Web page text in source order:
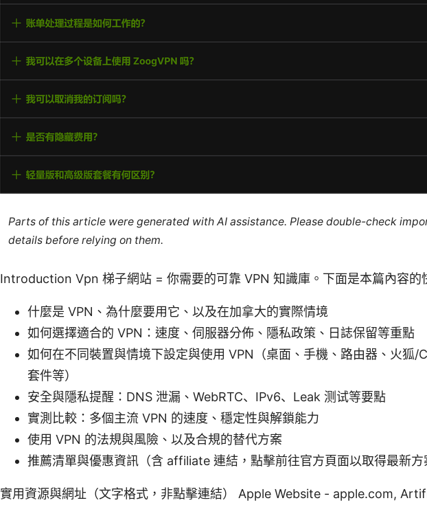
Parts of this article were generated with AI assistance. Please double-check
details before relying on them.
Introduction Vpn 梯子網站 = 你需要的可靠 VPN 知識庫。下面是本篇內容的
什麼是 VPN、為什麼要用它、以及在加拿大的實際情境
如何選擇適合的 VPN：速度、伺服器分佈、隱私政策、日誌保留等重點
如何在不同裝置與情境下設定與使用 VPN（桌面、手機、路由器、火狐/
套件等）
安全與隱私提醒：DNS 泄漏、WebRTC、IPv6、Leak 测试等要點
實測比較：多個主流 VPN 的速度、穩定性與解鎖能力
使用 VPN 的法規與風險、以及合規的替代方案
推薦清單與優惠資訊（含 affiliate 連結，點擊前往官方頁面以取得最新方
實用資源與網址（文字格式，非點擊連結） Apple Website - apple.com,